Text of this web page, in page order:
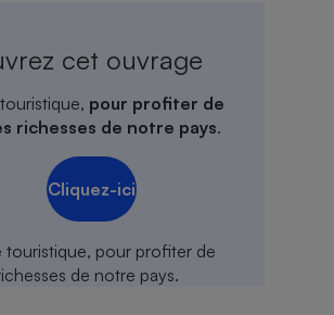
cet ouvrage
pour profiter de
richesses de notre pays.
Cliquez-ici